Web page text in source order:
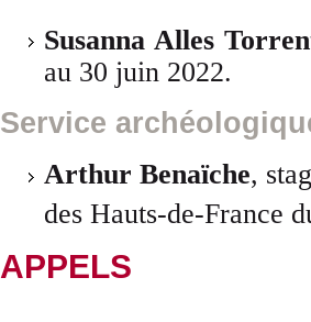
Susanna Alles
au 30 juin 2022.
Service
Arthur Benaïche,
des Hauts-de-France
APPELS